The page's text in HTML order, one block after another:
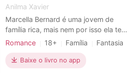
herdei
Anilma Xavier
Marcella Bernard é uma jovem de
família rica, mais nem por isso ela tem
uma vida fácil, ela cresceu sendo
meia irmã Isabel Ornelas, no dia do
seu casamento seu noivo Alfredo
Romance 18+ Família
Fantasia
Traição
Amor a primeira vista
Encantadora
Paixão / Erótica
Baixe o livro no app